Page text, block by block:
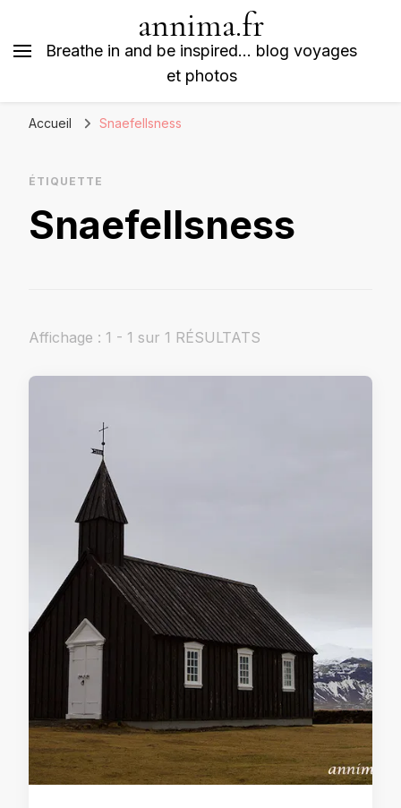
annima.fr
Breathe in and be inspired… blog voyages
et photos
Accueil Snaefellsness
ÉTIQUETTE
Snaefellsness
Affichage : 1 - 1 sur 1 RÉSULTATS